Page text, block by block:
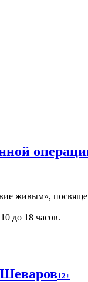
живым»,
до 18 часов.
Шеваров12+